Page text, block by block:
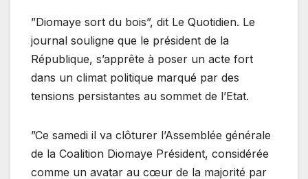
”Diomaye sort du bois”, dit Le Quotidien. Le
journal souligne que le président de la
République, s’apprête à poser un acte fort
dans un climat politique marqué par des
tensions persistantes au sommet de l’Etat.
”Ce samedi il va clôturer l’Assemblée générale
de la Coalition Diomaye Président, considérée
comme un avatar au cœur de la majorité par